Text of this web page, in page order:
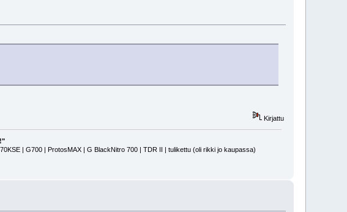
Kirjattu
| G700 | ProtosMAX | G BlackNitro 700 | TDR II | tulikettu (oli rikki jo kaupassa)